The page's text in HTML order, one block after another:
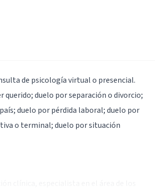
de psicología virtual o presencial.
querido; duelo por separación o divorcio;
duelo por pérdida laboral; duelo por
o terminal; duelo por situación